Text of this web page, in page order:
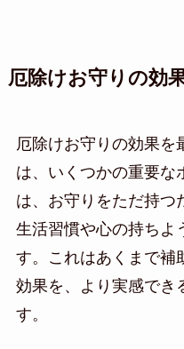
厄除けお守りの効
厄除けお守りの効果を
は、いくつかの重要な
は、お守りをただ持つ
生活習慣や心の持ちよ
す。これはあくまで補
効果を、より実感でき
す。